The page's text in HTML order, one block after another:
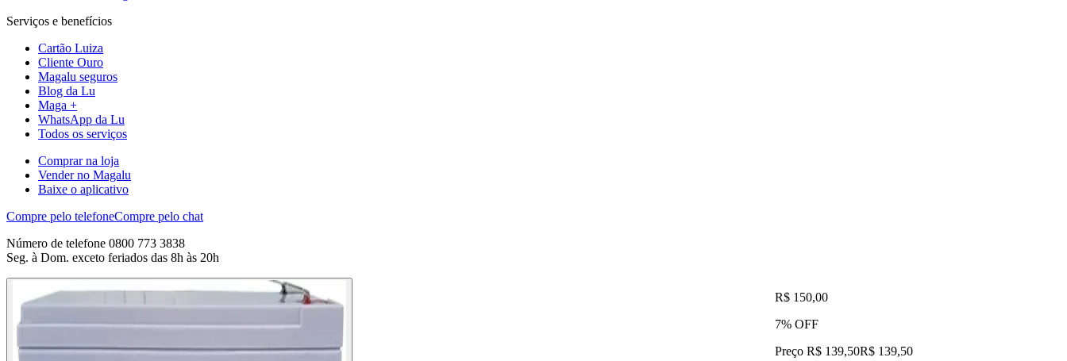
Serviços e benefícios
Cartão Luiza
Cliente Ouro
Magalu seguros
Blog da Lu
Maga +
WhatsApp da Lu
Todos os serviços
Comprar na loja
Vender no Magalu
Baixe o aplicativo
Compre pelo telefoneCompre pelo chat
Número de telefone 0800 773 3838
Seg. à Dom. exceto feriados das 8h às 20h
R$ 150,00
7% OFF
Preço R$ 139,50R$ 139,50